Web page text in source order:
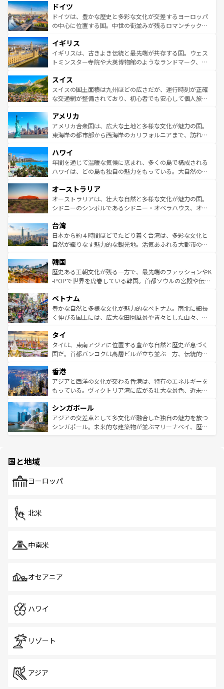
せる。地方によって風土や気候が異なるスペインはその個
性で訪れる人を魅了する。 なお、新着のスペイン情報は コ
ンテンツ一覧を参照してほしい。
で、幅広い魅力が詰まっている。華麗な宮殿、歴史的な大
聖堂、美しいビーチ、そして豊かな自然が、訪れる者を心
から魅了する。また、フランスは美食の国としても知ら
いる。シャンパンの発祥地であるランス、プロヴァンスの
香り高いラベンダー畑など、多彩な楽しみ方が可能だ。さ
らに、パリ以外の地域にも魅力が溢れており、どの街角に
れる地方に足を運ぶとそれぞれで全く異なる文化を体験で
きるだろう。 なお、新着のフランス情報はコンテンツ一覧
を参照してほしい。
ドイツ
ドイツは、豊かな歴史と多彩な文化が交差するヨーロッパ
の中心に位置する国。中世の街並みが残るロマンチック街
顔を持つこの国は、どこを歩いても飽きることがない。ベ
ルリンの文化的活気、バイエルン州のアルプスの絶景、そ
してライン川沿いのワイン畑といった風景は必見。ビール
は、お酒好きな人にはぜひ体験してほしい。 なお、新着の
ドイツ情報はコンテンツ一覧を参照してほしい。
イギリス
イギリスは、古きよき伝統と最先端が共存する国。ウェス
トミンスター寺院や大英博物館のようなランドマーク、歴
リアごとに異なる魅力がある。また、優雅なアフタヌーン
ティー、ビール好きにはたまらない英国パブ、サッカー観
戦など、本場だからこそできる体験も豊富。イギリスを旅
ンツ一覧を参照してほしい。
スイス
スイスの国土面積は九州ほどの広さだが、運行時刻が正確
な交通網が整備されており、初心者でも安心して個人旅行
の建物がそのまま残る町や、スイスならではのユニークな
博物館もあり、アルプス観光だけでなく町歩きも満喫する
ことができる。国民の所得が高いため物価も高いが、旅行
ば市内交通費無料で観光を楽しむこともできる。 なお、新
着のスイス情報はコンテンツ一覧 を参照してほしい。
アメリカ
アメリカ合衆国は、広大な土地と多様な文化が魅力の国。
東海岸の都市部から西海岸のカリフォルニアまで、訪れる
のような巨大都市は、観光、ショッピング、エンターテイ
ンメントが詰まった刺激的なスポットだ。一方、アメリカ
西部には大自然が広がり、グランドキャニオンやイエロー
部のニューオーリンズでは、音楽と美食が融合した独特の
文化が魅力。旅行者はアメリカの各地域で異なる魅力を楽
しみながら、その多様性と豊かな歴史を感じることができ
ならではの贅沢な旅のスタイルだ。 なお、新着のアメリカ
情報はコンテンツ一覧を参照してほしい。
ハワイ
年間を通じて温暖な気候に恵まれ、多くの島で構成される
ハワイは、どの島も独自の魅力をもっている。大自然の神
ワイ島は見逃せない。また、定番の観光地といえばオアフ
島だが、静かな自然を求めるならマウイ島やカウアイ島が
おすすめ。エメラルドグリーンに輝く海をはじめ、豊かな
れるおもてなしの心で訪れる人々を迎えてくれるハワイの
人々、おいしいローカルフードやハワイアンミュージッ
ク、伝統的なフラダンスなど、すべてがハワイの魅力を彩
ワイを、存分に味わってほしい。 なお、新着のハワイ情報
はコンテンツ一覧を参照してほしい。
オーストラリア
オーストラリアは、壮大な自然と多様な文化が魅力の国。
シドニーのシンボルであるシドニー・オペラハウス、オー
リアリーフや大陸中央部にそびえるウルル（エアーズロッ
ク）、タスマニアの美しい原生林やケアンズの熱帯雨林な
ど、見どころがたくさん。また、カフェやワイン、オージ
いる。アクティビティも充実しており、サーフィンやダイ
ビング、ハイキングなど、アウトドア好きにはたまらな
い。オーストラリアの多彩な魅力を存分に味わいつくそ
参照してほしい。
台湾
日本から約４時間ほどでたどり着く台湾は、多彩な文化と
自然が織りなす魅力的な観光地。活気あふれる大都市の台
ン）、静ひつな山岳地帯である台湾東部など、都市の喧騒
と山間の静けさが共存しており、訪れる人に新しい発見と
驚きをもたらしてくれる。また、奥深い台湾の食文化も魅
容にもいいと評判のスイーツなど、バラエティ豊かな料理
が味わえる。 なお、新着の台湾情報は コンテンツ一覧を参
照してほしい。
韓国
歴史ある王朝文化が残る一方で、最先端のファッションやK
-POPで世界を席巻している韓国。首都ソウルの宮殿や伝統
き、地方に足を延ばせば四季折々の自然美を楽しむことが
できる。そして、キムチや焼肉、絶品のストリートフード
まで、さまざまな韓国料理が待っている。夜には、韓国な
リティに包まれながら、韓国の多彩な魅力を心ゆくまで味
わってみてほしい。 なお、新着の韓国情報はコンテンツ一
覧を参照してほしい。
ベトナム
豊かな自然と多様な文化が魅力的なベトナム。南北に細長
く伸びる国土には、広大な田園風景や青々とした山々、世
急速な発展と共に伝統が息づく。ハノイの古い町並みやホ
ーチミン市のフランス統治時代の建物も、独特の雰囲気を
醸し出している。また、バラエティの豊かさとおいしさで
とつ。フォーやバインミー、ベトナムコーヒーなどは、ぜ
ひ現地で味わいたい。どの地域を訪れてもあたたかい人々
が旅行者を迎えてくれるので、きっと忘れられない旅にな
参照してほしい。
タイ
タイは、東南アジアに位置する豊かな自然と歴史が息づく
国だ。首都バンコクは高層ビルが立ち並ぶ一方、伝統的な
の活気が交差している。北部ではチェンマイなどの山岳地
帯で自然と触れ合い、南部ではプーケットやクラビの美し
いビーチでリゾート気分を楽しむことができる。タイ料理
激する。気候は一年中温暖で、どの季節にも異なる楽しみ
が待っている。親しみやすいタイの人々、仏教を中心とし
た文化、そして多様な観光資源が、訪れる旅人を魅了し続
香港
アジアと西洋の文化が交わる香港は、特有のエネルギーを
もっている。ヴィクトリア湾に広がる壮大な景色、近未来
み、どこを訪れても感動するはず。観光スポットが密集し
ており、効率よく見どころを回れるのも魅力。息をのむよ
うな絶景から文化的な体験まで、香港を存分に楽しみ尽く
シンガポール
アジアの交差点として多文化が融合した独自の魅力を放つ
シンガポール。未来的な建築物が並ぶマリーナベイ、歴史
で、ホーカーズは地元の風情を楽しめる外せないスポット
国と地域
ヨーロッパ
北米
中南米
オセアニア
ハワイ
リゾート
アジア